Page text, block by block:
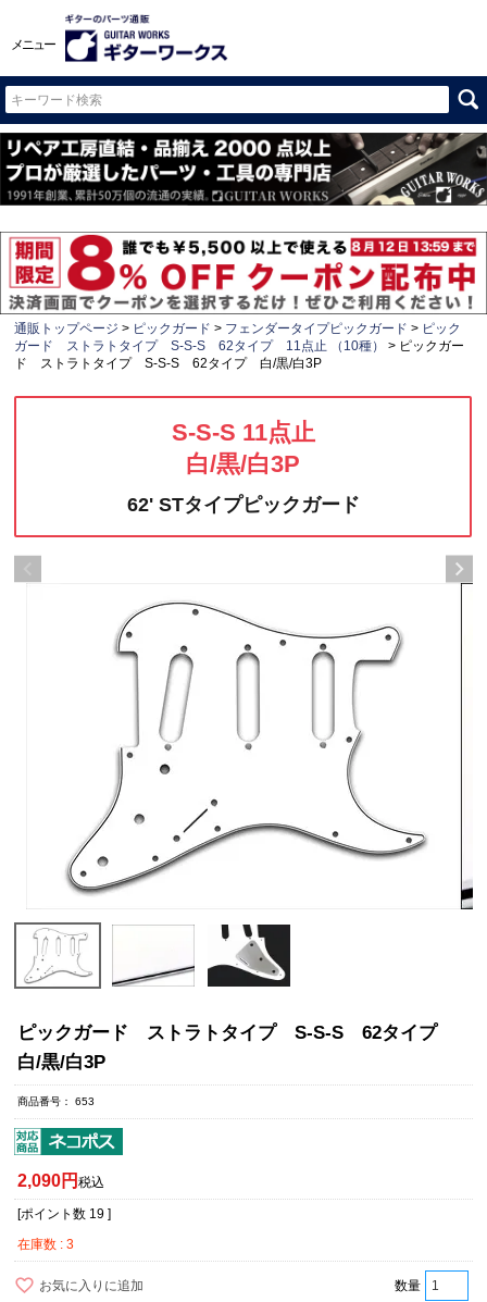
メニュー
通販トップページ ピックガード フェンダータイプピックガード
ピック
ガード ストラトタイプ S-S-S 62タイプ 11点止 （10種）
ピックガー
ド ストラトタイプ S-S-S 62タイプ 白/黒/白3P
S-S-S 11点止
白/黒/白3P
62' STタイプピックガード
ピックガード ストラトタイプ S-S-S 62タイプ
白/黒/白3P
商品番号 653
2,090 税込
[ポイント数 19 ]
在庫数
3
お気に入りに追加